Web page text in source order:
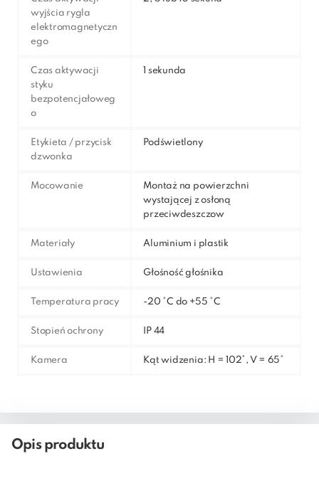
wyjścia rygla
elektromagnetyczn
ego
Czas aktywacji
styku
bezpotencjałoweg
o
1 sekunda
Etykieta / przycisk
dzwonka
Podświetlony
Mocowanie
Montaż na powierzchni
wystającej z osłoną
przeciwdeszczow
Materiały Aluminium i plastik
Ustawienia Głośność głośnika
Temperatura pracy -20 °C do +55 °C
Stopień ochrony IP 44
Kamera Kąt widzenia: H = 102°, V = 65°
Opis produktu